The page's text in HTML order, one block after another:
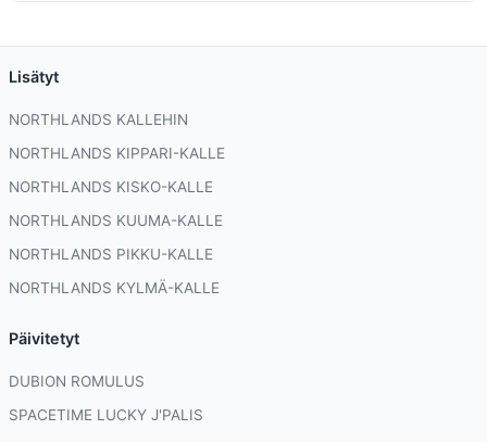
Lisätyt
NORTHLANDS KALLEHIN
NORTHLANDS KIPPARI-KALLE
NORTHLANDS KISKO-KALLE
NORTHLANDS KUUMA-KALLE
NORTHLANDS PIKKU-KALLE
NORTHLANDS KYLMÄ-KALLE
Päivitetyt
DUBION ROMULUS
SPACETIME LUCKY J'PALIS